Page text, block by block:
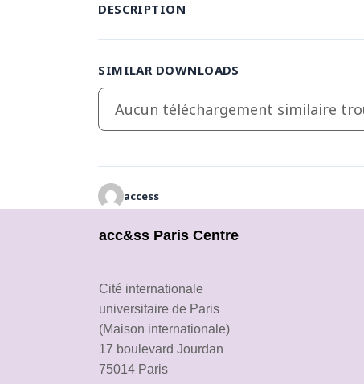
DESCRIPTION
SIMILAR DOWNLOADS
Aucun téléchargement similaire
access
acc&ss Paris Centre
Cité internationale
universitaire de Paris
(Maison internationale)
17 boulevard Jourdan
75014 Paris